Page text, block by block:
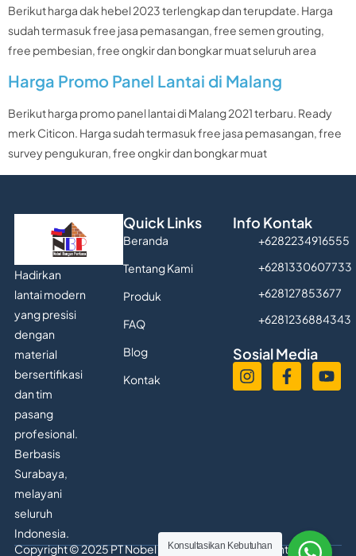
Berikut harga dak hebel 2023 terlengkap dan terupdate. Harga
sudah termasuk free jasa pemasangan, free semen grouting,
free pembesian, free ongkir dan bongkar muat seluruh area
Harga Promo Panel Lantai di Malang
Berikut harga promo panel lantai di Malang 2021 terbaru. Ready
merk Citicon. Harga sudah termasuk free jasa pemasangan, free
survey pengukuran, free ongkir dan bongkar muat
Hadirkan
lantai modern
yang presisi
dengan
material
bersertifikasi
dan tim
pasang
profesional.
Berbasis
Surabaya,
melayani
seluruh
Indonesia.
Quick Links
Beranda
Tentang Kami
Produk
FAQ
Blog
Kontak
Info Kontak
+6282234916555
+6281330607733
+628127853677
+6281236884343
Sosial Media
Copyright © 2025 PT Nobel Bangun Perkasa. All Right
Konsultasikan Kebutuhan